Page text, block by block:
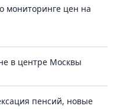
мониторинге цен на
в центре Москвы
пенсий, новые